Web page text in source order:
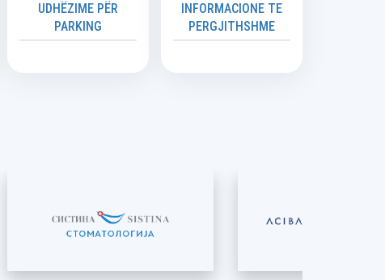
UDHËZIME PËR
PARKING
INFORMACIONE TE
PERGJITHSHME